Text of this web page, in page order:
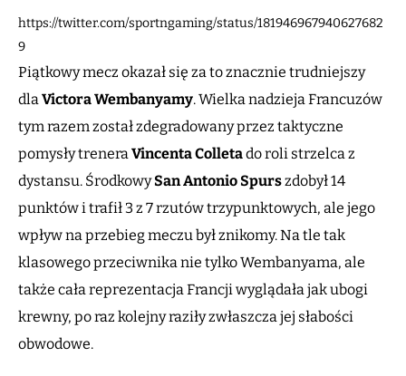
https://twitter.com/sportngaming/status/181946967940627682
9
Piątkowy mecz okazał się za to znacznie trudniejszy
dlaVictora Wembanyamy. Wielka nadzieja Francuzów
tym razem został zdegradowany przez taktyczne
pomysły treneraVincenta Colletado roli strzelca z
dystansu. ŚrodkowySan Antonio Spurszdobył 14
punktów i trafił 3 z 7 rzutów trzypunktowych, ale jego
wpływ na przebieg meczu był znikomy. Na tle tak
klasowego przeciwnika nie tylko Wembanyama, ale
także cała reprezentacja Francji wyglądała jak ubogi
krewny, po raz kolejny raziły zwłaszcza jej słabości
obwodowe.